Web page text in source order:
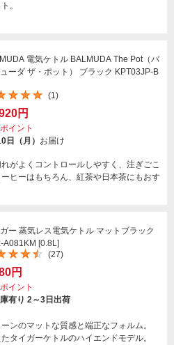
。
電気ケトル BALMUDA The Pot（バ
ーダ ザ・ポット） ブラック KPT03JP-B
(1)
円
ポイント
日（月） お届け
がよくコントロールしやすく、注ぎごこ
ヒーはもちろん、紅茶や日本茶にもおす
ー 蒸気レス電気ケトル マットブラック
A081KM [0.8L]
(27)
円
ポイント
有り 2～3日出荷
ンのマットな質感と端正なフォルム。
タイガーケトルのハイエンドモデル。